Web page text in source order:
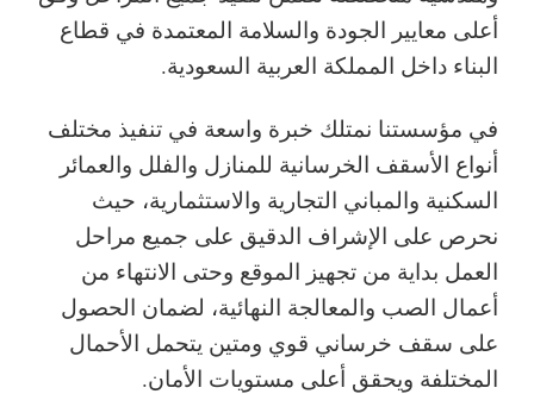
أعلى معايير الجودة والسلامة المعتمدة في قطاع
البناء داخل المملكة العربية السعودية.
في مؤسستنا نمتلك خبرة واسعة في تنفيذ مختلف
أنواع الأسقف الخرسانية للمنازل والفلل والعمائر
السكنية والمباني التجارية والاستثمارية، حيث
نحرص على الإشراف الدقيق على جميع مراحل
العمل بداية من تجهيز الموقع وحتى الانتهاء من
أعمال الصب والمعالجة النهائية، لضمان الحصول
على سقف خرساني قوي ومتين يتحمل الأحمال
المختلفة ويحقق أعلى مستويات الأمان.